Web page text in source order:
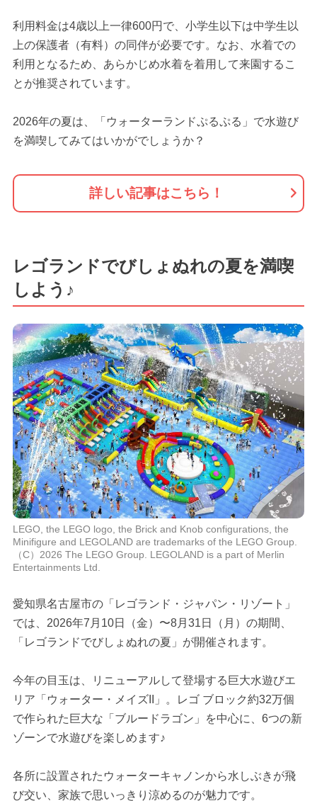
利用料金は4歳以上一律600円で、小学生以下は中学生以
上の保護者（有料）の同伴が必要です。なお、水着での
利用となるため、あらかじめ水着を着用して来園するこ
とが推奨されています。
2026年の夏は、「ウォーターランドぷるぷる」で水遊び
を満喫してみてはいかがでしょうか？
詳しい記事はこちら！
レゴランドでびしょぬれの夏を満喫
しよう♪
LEGO, the LEGO logo, the Brick and Knob configurations, the
Minifigure and LEGOLAND are trademarks of the LEGO Group.
（C）2026 The LEGO Group. LEGOLAND is a part of Merlin
Entertainments Ltd.
愛知県名古屋市の「レゴランド・ジャパン・リゾート」
では、2026年7月10日（金）〜8月31日（月）の期間、
「レゴランドでびしょぬれの夏」が開催されます。
今年の目玉は、リニューアルして登場する巨大水遊びエ
リア「ウォーター・メイズII」。レゴ ブロック約32万個
で作られた巨大な「ブルードラゴン」を中心に、6つの新
ゾーンで水遊びを楽しめます♪
各所に設置されたウォーターキャノンから水しぶきが飛
び交い、家族で思いっきり涼めるのが魅力です。